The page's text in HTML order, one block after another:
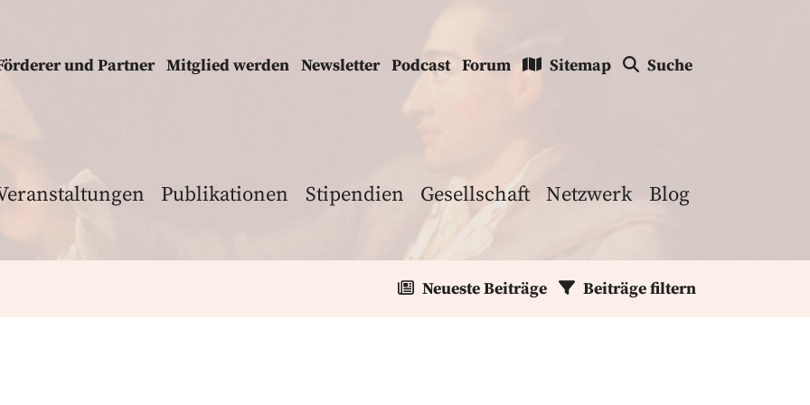
und Partner Mitglied werden Newsletter Podcast Forum Sitemap Suche
Publikationen Stipendien Gesellschaft Netzwerk Blog
Neueste Beiträge Beiträge filtern